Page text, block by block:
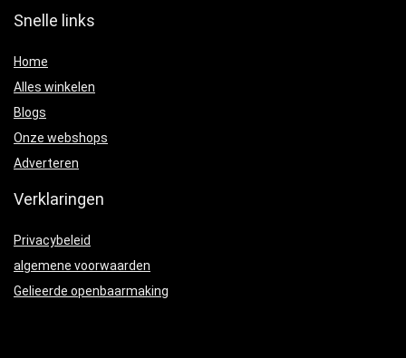
Snelle links
Home
Alles winkelen
Blogs
Onze webshops
Adverteren
Verklaringen
Privacybeleid
algemene voorwaarden
Gelieerde openbaarmaking